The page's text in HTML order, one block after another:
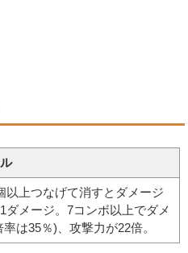
以上つなげて消すとダメージ
ダメージ。7コンボ以上でダメ
は35％)、攻撃力が22倍。